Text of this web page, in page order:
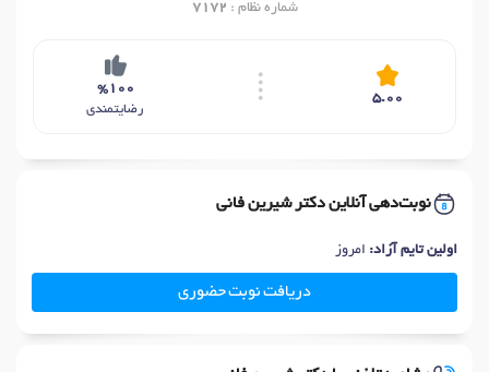
شماره نظام : 7172
5.00
%100
رضایتمندی
نوبت‌دهی آنلاین دکتر شیرین فانی
اولین تایم آزاد: امروز
دریافت نوبت حضوری